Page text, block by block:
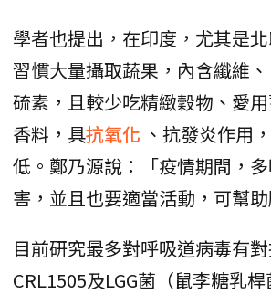
學者也提出，在印度，尤其是
習慣大量攝取蔬果，內含纖維
硫素，且較少吃精緻穀物、愛
香料，具抗氧化 、抗發炎作用
低。鄭乃源說：「疫情期間，
害，並且也要適當活動，可幫助
目前研究最多對呼吸道病毒有
CRL1505及LGG菌（鼠李糖乳